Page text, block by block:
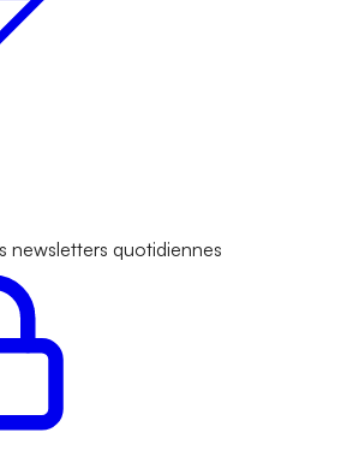
newsletters quotidiennes